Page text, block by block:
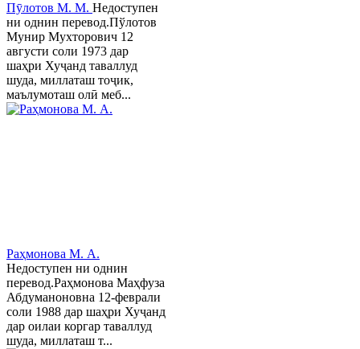
Пӯлотов М. М. Недоступен
ни однин перевод.Пўлотов
Мунир Мухторович 12
августи соли 1973 дар
шаҳри Хуҷанд таваллуд
шуда, миллаташ тоҷик,
маълумоташ олӣ меб...
Раҳмонова М. А.
Недоступен ни однин
перевод.Раҳмонова Маҳфуза
Абдуманоновна 12-феврали
соли 1988 дар шаҳри Хуҷанд
дар оилаи коргар таваллуд
шуда, миллаташ т...